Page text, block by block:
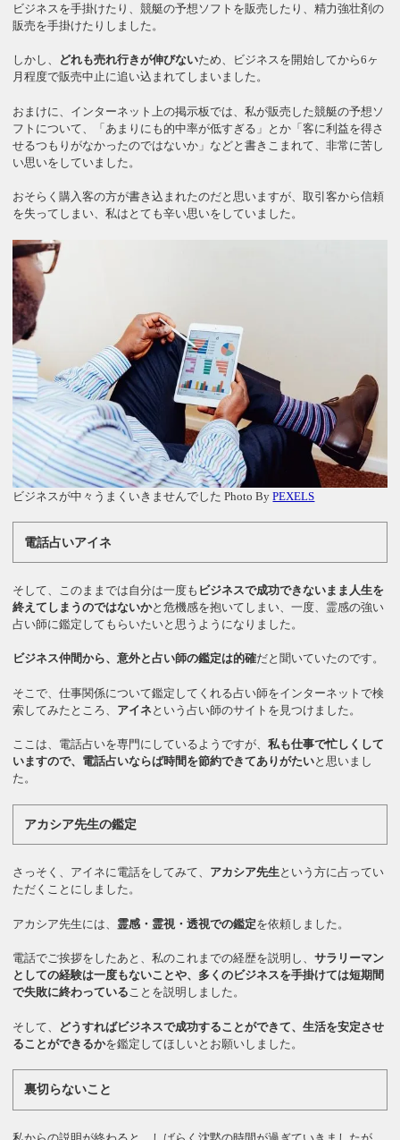
ビジネスを手掛けたり、競艇の予想ソフトを販売したり、精力強壮剤の
販売を手掛けたりしました。
しかし、 どれも売れ行きが伸びないため、ビジネスを開始してから6ヶ
月程度で販売中止に追い込まれてしまいました。
おまけに、インターネット上の掲示板では、私が販売した競艇の予想ソ
フトについて、「あまりにも的中率が低すぎる」とか「客に利益を得さ
せるつもりがなかったのではないか」などと書きこまれて、非常に苦し
い思いをしていました。
おそらく購入客の方が書き込まれたのだと思いますが、取引客から信頼
を失ってしまい、私はとても辛い思いをしていました。
ビジネスが中々うまくいきませんでした Photo ByPEXELS
電話占いアイネ
そして、このままでは自分は一度も ビジネスで成功できないまま人生を
終えてしまうのではないかと危機感を抱いてしまい、一度、霊感の強い
占い師に鑑定してもらいたいと思うようになりました。
ビジネス仲間から、意外と占い師の鑑定は的確だと聞いていたのです。
そこで、仕事関係について鑑定してくれる占い師をインターネットで検
索してみたところ、 アイネという占い師のサイトを見つけました。
ここは、電話占いを専門にしているようですが、私も仕事で忙しくして
いますので、電話占いならば時間を節約できてありがたいと思いまし
た。
アカシア先生の鑑定
さっそく、アイネに電話をしてみて、 アカシア先生という方に占ってい
ただくことにしました。
アカシア先生には、 霊感・霊視・透視での鑑定を依頼しました。
電話でご挨拶をしたあと、私のこれまでの経歴を説明し、サラリーマン
としての経験は一度もないことや、多くのビジネスを手掛けては短期間
で失敗に終わっていることを説明しました。
そして、
どうすればビジネスで成功することができて、生活を安定させ
ることができるかを鑑定してほしいとお願いしました。
裏切らないこと
私からの説明が終わると、しばらく沈黙の時間が過ぎていきましたが、